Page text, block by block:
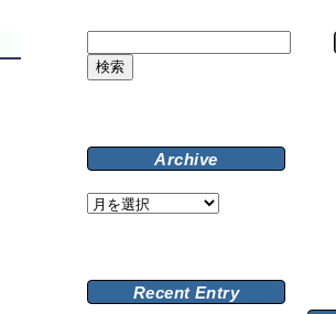
索:
Archive
Archive
Recent Entry